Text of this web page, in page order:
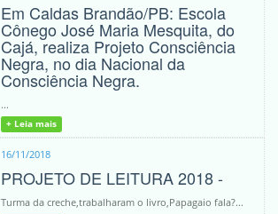
Em Caldas Brandão/PB: Escola
Cônego José Maria Mesquita, do
Cajá, realiza Projeto Consciência
Negra, no dia Nacional da
Consciência Negra.
...
+ Leia mais
16/11/2018
PROJETO DE LEITURA 2018 -
Turma da creche,trabalharam o livro,Papagaio fala?...